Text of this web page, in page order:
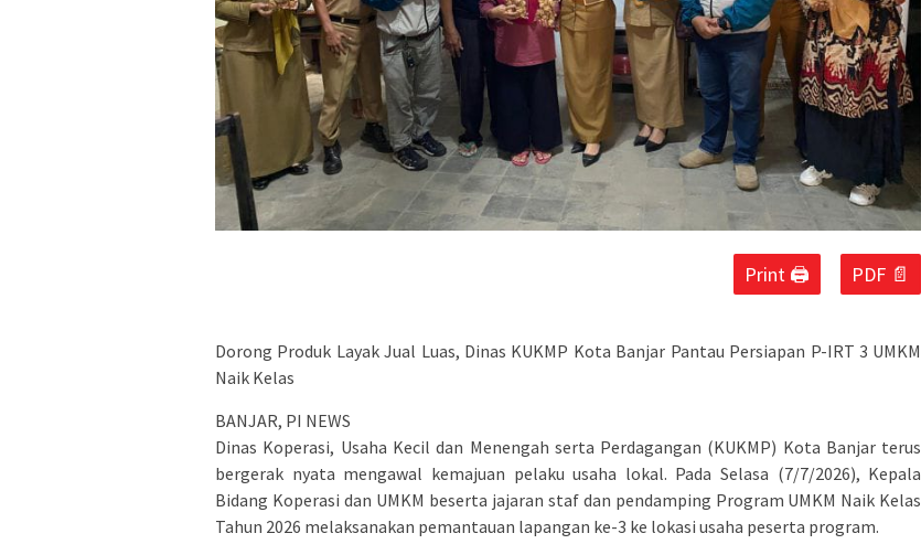
Print 🖨 PDF 📄
Dorong Produk Layak Jual Luas, Dinas KUKMP Kota Banjar Pantau Persiapan P-IRT 3 UMKM
Naik Kelas
BANJAR, PI NEWS
Dinas Koperasi, Usaha Kecil dan Menengah serta Perdagangan (KUKMP) Kota Banjar terus
bergerak nyata mengawal kemajuan pelaku usaha lokal. Pada Selasa (7/7/2026), Kepala
Bidang Koperasi dan UMKM beserta jajaran staf dan pendamping Program UMKM Naik Kelas
Tahun 2026 melaksanakan pemantauan lapangan ke-3 ke lokasi usaha peserta program.